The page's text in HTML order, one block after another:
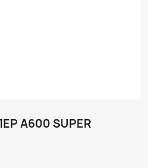
А600 SUPER